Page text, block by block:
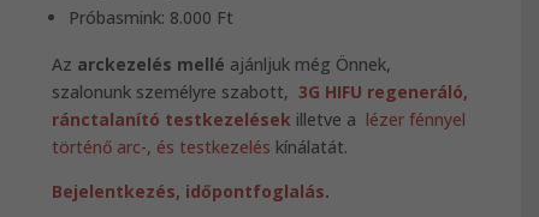
Próbasmink: 8.000 Ft
Az arckezelés mellé ajánljuk még Önnek,
szalonunk személyre szabott,3G HIFU regeneráló,
ránctalanító testkezelések illetve a lézer fénnyel
történő arc-, és testkezelés kínálatát.
Bejelentkezés, időpontfoglalás.